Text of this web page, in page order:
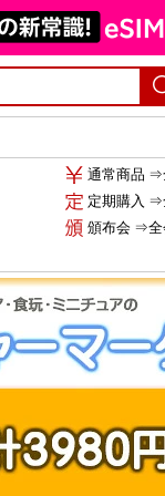
通常商品 ⇒
定期購入 ⇒
頒布会 ⇒全